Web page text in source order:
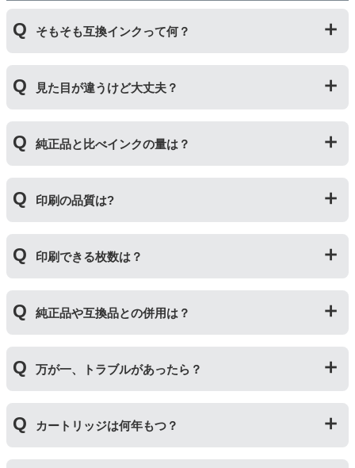
そもそも互換インクって何？
いる互換品です。サードパーティ製や社外品などとも言
われます。開発コストが低いため純正品よりも安価でご
見た目が違うけど大丈夫？
いる互換品です。プリンターに適合するように作られて
いますが、一部特許回避を目的に形状をあえて変更して
ご安心ください。
純正品と比べインクの量は？
インク量が入っており、純正インクと同等量の印刷がで
きます。（インクが純正品より多く入っていても、必ず
ん。）
印刷の品質は?
の順です。
したブログ記事がございますのでよろしければご覧くだ
純正インク・互換インク・詰め替えインクの違い【まと
め】
印刷できる枚数は？
インク量が入っており、純正インクと同等量の印刷がで
きます。（インクが純正品より多く入っていても、必ず
ん。）印刷枚数についてはご使用環境により大きく左右
純正品や互換品との併用は？
併用してご使用いただけます。（例：よく使うブラック
は互換インク、他の色は純正インクを使う等）ただし、
用おいては、当店でテストしておりません。万が一動作
ください。
万が一、トラブルがあったら？
ご相談ください。また互換インクカートリッジには「
ふ
たつの保証」を設けております。商品はご購入から１年
カートリッジは何年もつ？